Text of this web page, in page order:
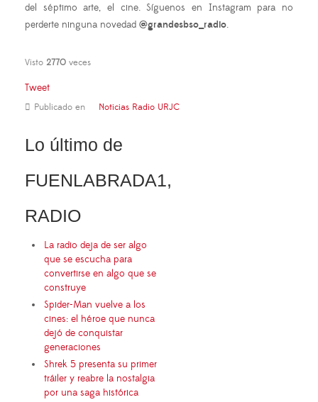
del séptimo arte, el cine. Síguenos en Instagram para no
perderte ninguna novedad @grandesbso_radio.
Visto 2770 veces
Tweet
Publicado en Noticias Radio URJC
Lo último de
FUENLABRADA1,
RADIO
La radio deja de ser algo
que se escucha para
convertirse en algo que se
construye
Spider-Man vuelve a los
cines: el héroe que nunca
dejó de conquistar
generaciones
Shrek 5 presenta su primer
tráiler y reabre la nostalgia
por una saga histórica